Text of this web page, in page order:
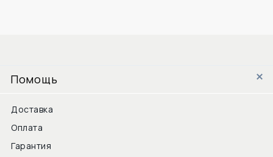
Помощь
Доставка
Оплата
Гарантия